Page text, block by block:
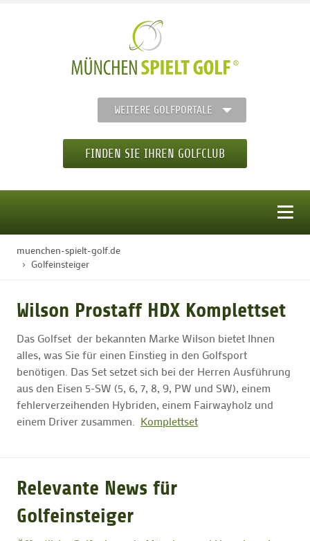
WEITERE GOLFPORTALE
FINDEN SIE IHREN GOLFCLUB
STARTSEITE
GOLFREGION
GOLFTURNIERE
GOLF NEWS
GOLFHOTELS
muenchen-spielt-golf.de
Golfeinsteiger
Wilson Prostaff HDX Komplettset
Das Golfset der bekannten Marke Wilson bietet Ihnen
alles, was Sie für einen Einstieg in den Golfsport
benötigen. Das Set setzet sich bei der Herren Ausführung
aus den Eisen 5-SW (5, 6, 7, 8, 9, PW und SW), einem
fehlerverzeihenden Hybriden, einem Fairwayholz und
einem Driver zusammen. Komplettset
Relevante News für
Golfeinsteiger